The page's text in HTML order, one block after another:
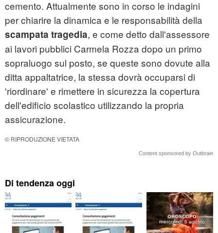
cemento. Attualmente sono in corso le indagini
per chiarire la dinamica e le responsabilità della
scampata tragedia, e come detto dall'assessore
ai lavori pubblici Carmela Rozza dopo un primo
sopraluogo sul posto, se queste sono dovute alla
ditta appaltatrice, la stessa dovrà occuparsi di
'riordinare' e rimettere in sicurezza la copertura
dell'edificio scolastico utilizzando la propria
assicurazione.
© RIPRODUZIONE VIETATA
Content sponsored by Outbrain
Di tendenza oggi